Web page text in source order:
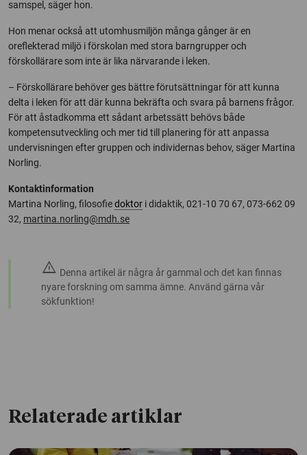
samspel, säger hon.
Hon menar också att utomhusmiljön många gånger är en
oreflekterad miljö i förskolan med stora barngrupper och
förskollärare som inte är lika närvarande i leken.
– Förskollärare behöver ges bättre förutsättningar för att kunna
delta i leken för att där kunna bekräfta och svara på barnens frågor.
För att åstadkomma ett sådant arbetssätt behövs både
kompetensutveckling och mer tid till planering för att anpassa
undervisningen efter gruppen och individernas behov, säger Martina
Norling.
Kontaktinformation
Martina Norling, filosofiedoktor i didaktik, 021-10 70 67, 073-662 09
32, martina.norling@mdh.se
warning Denna artikel är några år gammal och det kan finnas
nyare forskning om samma ämne. Använd gärna vår
sökfunktion!
Relaterade artiklar